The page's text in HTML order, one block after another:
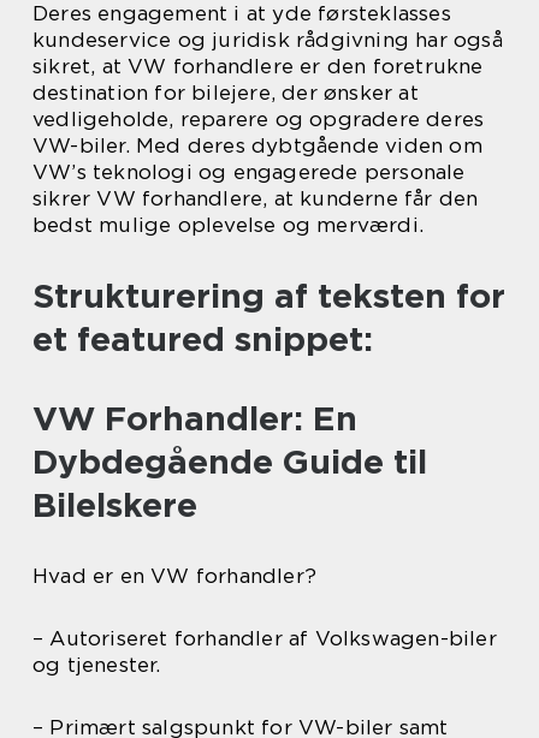
Deres engagement i at yde førsteklasses
kundeservice og juridisk rådgivning har også
sikret, at VW forhandlere er den foretrukne
destination for bilejere, der ønsker at
vedligeholde, reparere og opgradere deres
VW-biler. Med deres dybtgående viden om
VW’s teknologi og engagerede personale
sikrer VW forhandlere, at kunderne får den
bedst mulige oplevelse og merværdi.
Strukturering af teksten for
et featured snippet:
VW Forhandler: En
Dybdegående Guide til
Bilelskere
Hvad er en VW forhandler?
– Autoriseret forhandler af Volkswagen-biler
og tjenester.
– Primært salgspunkt for VW-biler samt